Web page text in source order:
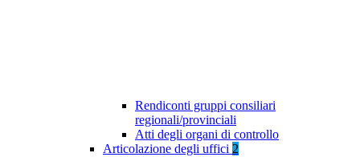
Rendiconti gruppi consiliari
regionali/provinciali
Atti degli organi di controllo
Articolazione degli uffici 2